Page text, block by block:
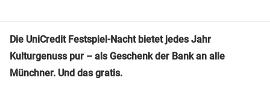
Die UniCredit Festspiel-Nacht bietet jedes Jahr
Kulturgenuss pur – als Geschenk der Bank an alle
Münchner. Und das gratis.